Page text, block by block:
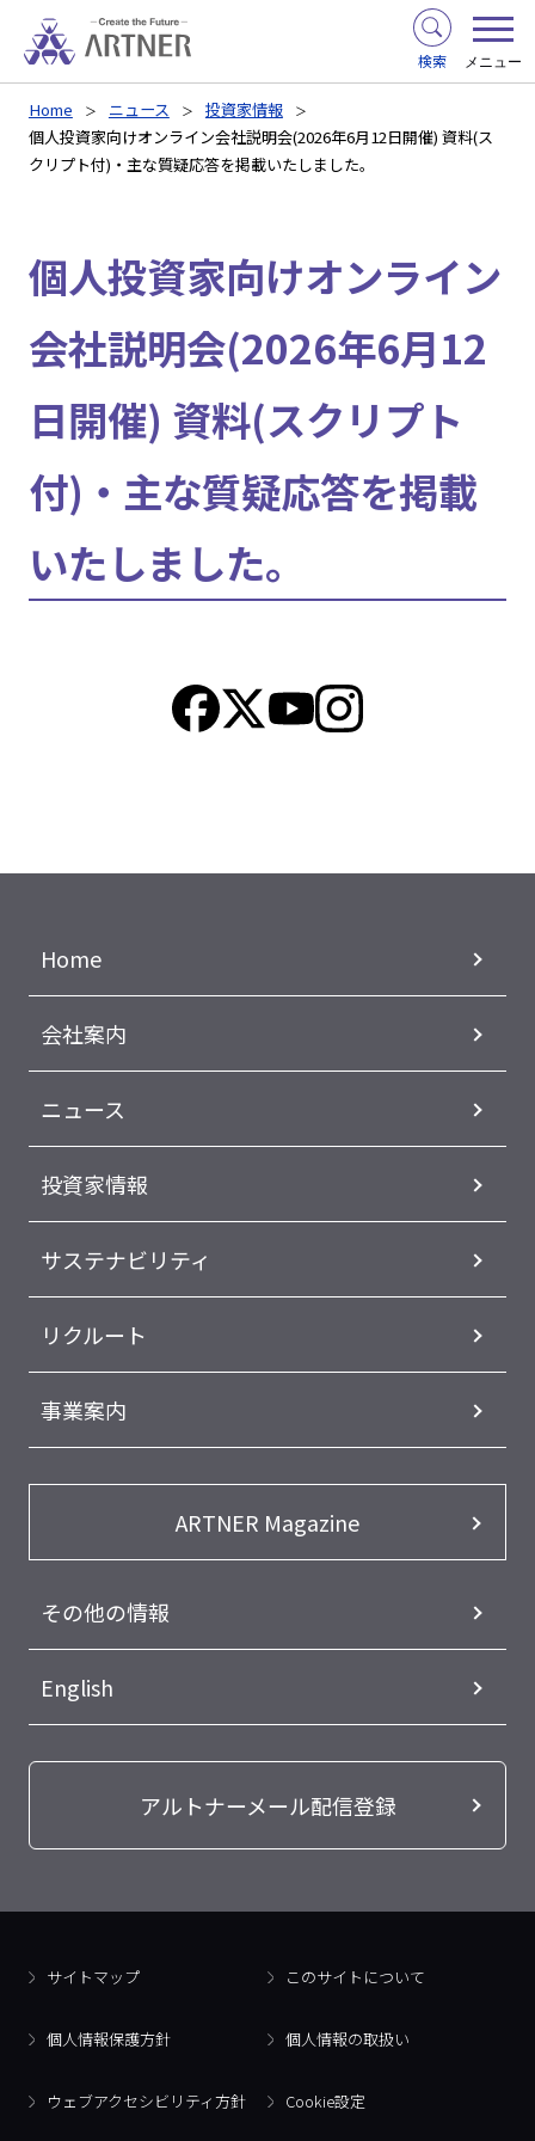
検索 メニュー
Home ニュース
投資家情報
個人投資家向けオンライン会社説明会(2026年6月12日開催) 資料(ス
クリプト付)・主な質疑応答を掲載いたしました。
個人投資家向けオンライン
会社説明会(2026年6月12
日開催) 資料(スクリプト
付)・主な質疑応答を掲載
いたしました。
Home
会社案内
ニュース
投資家情報
サステナビリティ
リクルート
事業案内
ARTNER Magazine
その他の情報
English
アルトナーメール配信登録
サイトマップ このサイトについて
個人情報保護方針 個人情報の取扱い
ウェブアクセシビリティ方針 Cookie設定